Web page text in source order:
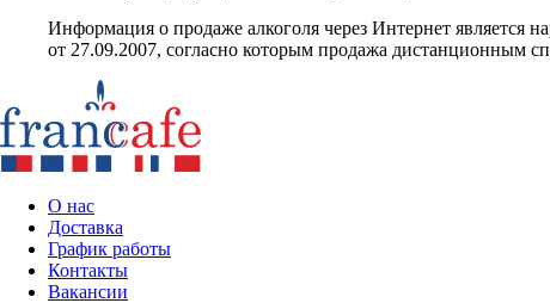
Информация о продаже алкоголя через Интернет
от 27.09.2007, согласно которым продажа дистанционным
О нас
Доставка
График работы
Контакты
Вакансии